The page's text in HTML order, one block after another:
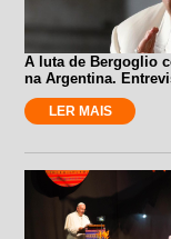
A luta de Bergoglio
na Argentina.
LER MAIS